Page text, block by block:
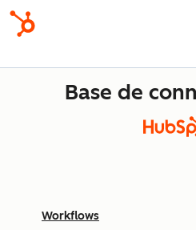
Base de
Workflows